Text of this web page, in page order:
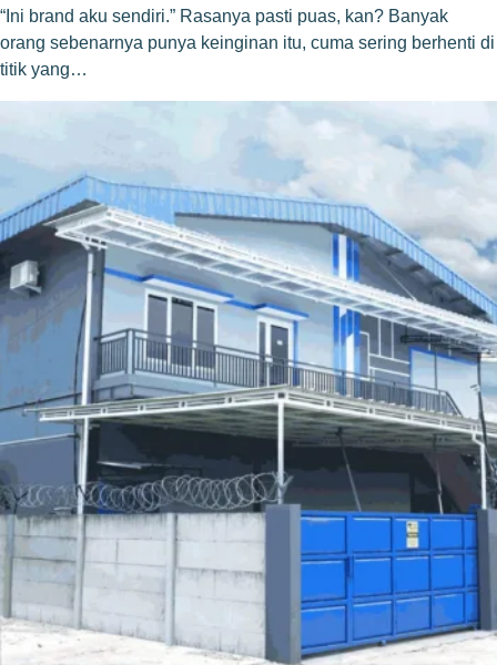
“Ini brand aku sendiri.” Rasanya pasti puas, kan? Banyak
orang sebenarnya punya keinginan itu, cuma sering berhenti di
titik yang…